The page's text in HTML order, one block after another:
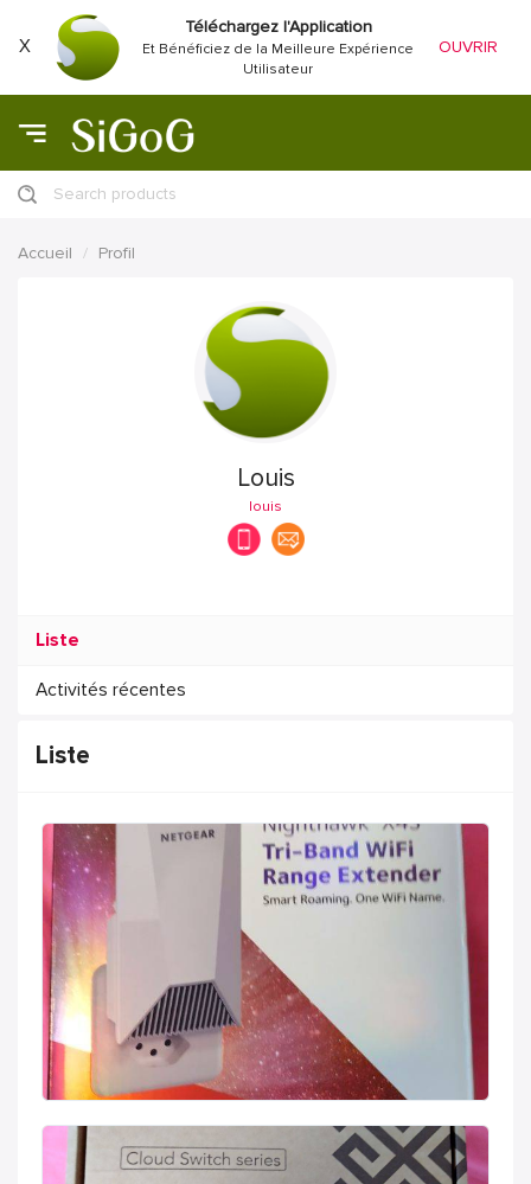
X
Téléchargez l'Application
Et Bénéficiez de la Meilleure Expérience
Utilisateur
OUVRIR
Search products
Accueil Profil
Louis
louis
Liste
Activités récentes
Liste